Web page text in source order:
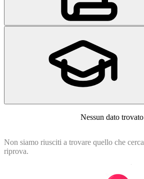
Nessun dato trovato
Non siamo riusciti a trovare quello che
riprova.